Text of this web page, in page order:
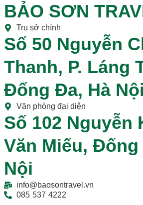
BẢO SƠN
Trụ sở chính
Số 50 Nguyễn
Thanh, P. Láng
Đống Đa, Hà Nội
Văn phòng đại diện
Số 102 Nguyễn
Văn Miếu, Đống
Nội
info@baosontravel.vn
085 537 4222